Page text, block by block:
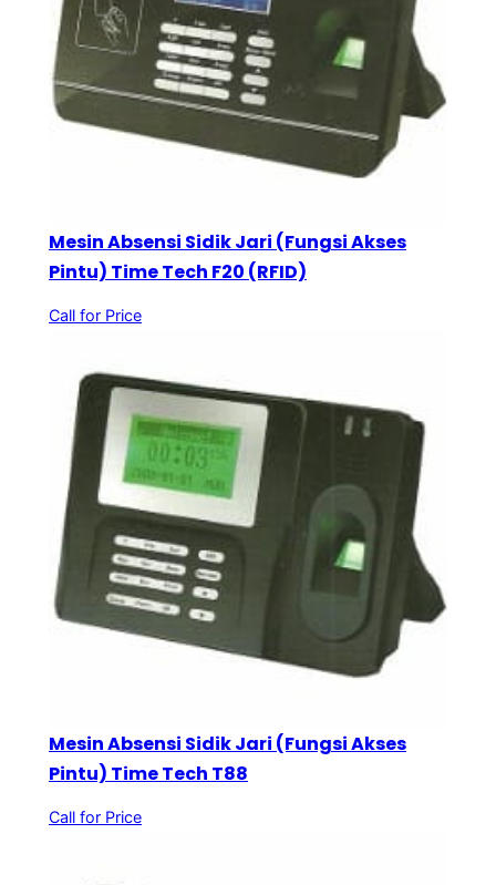
Mesin Absensi Sidik Jari (Fungsi Akses
Pintu) Time Tech F20 (RFID)
Call for Price
Mesin Absensi Sidik Jari (Fungsi Akses
Pintu) Time Tech T88
Call for Price